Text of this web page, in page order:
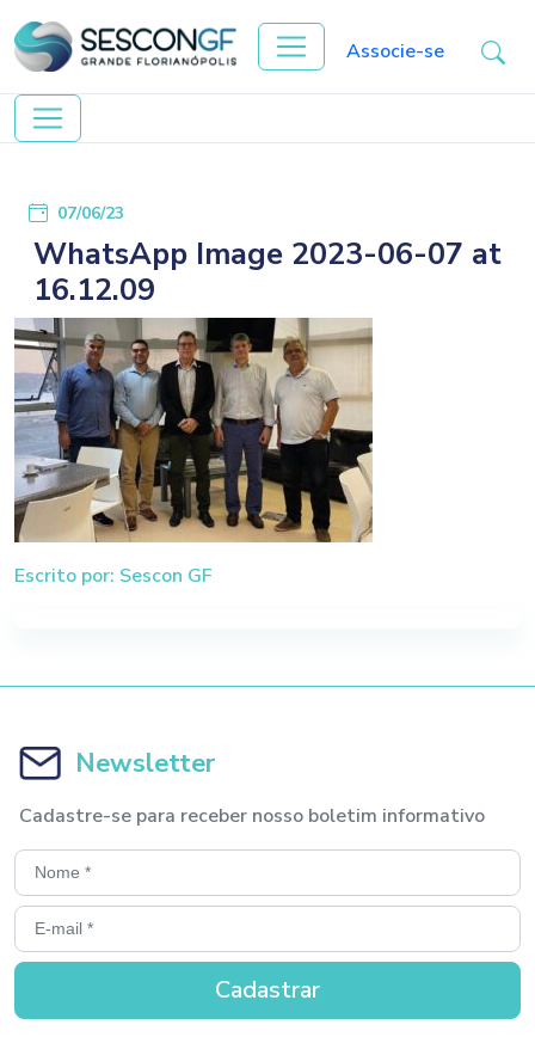
Associe-se
07/06/23
WhatsApp Image 2023-06-07 at
16.12.09
Escrito por: Sescon GF
Newsletter
Cadastre-se para receber nosso boletim informativo